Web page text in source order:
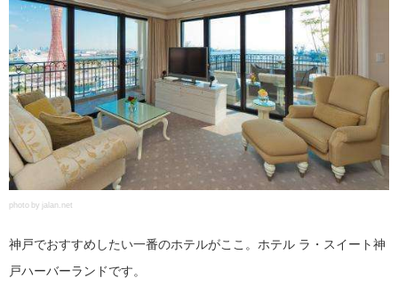
photo by jalan.net
神戸でおすすめしたい一番のホテルがここ。ホテル ラ・スイート神
戸ハーバーランドです。